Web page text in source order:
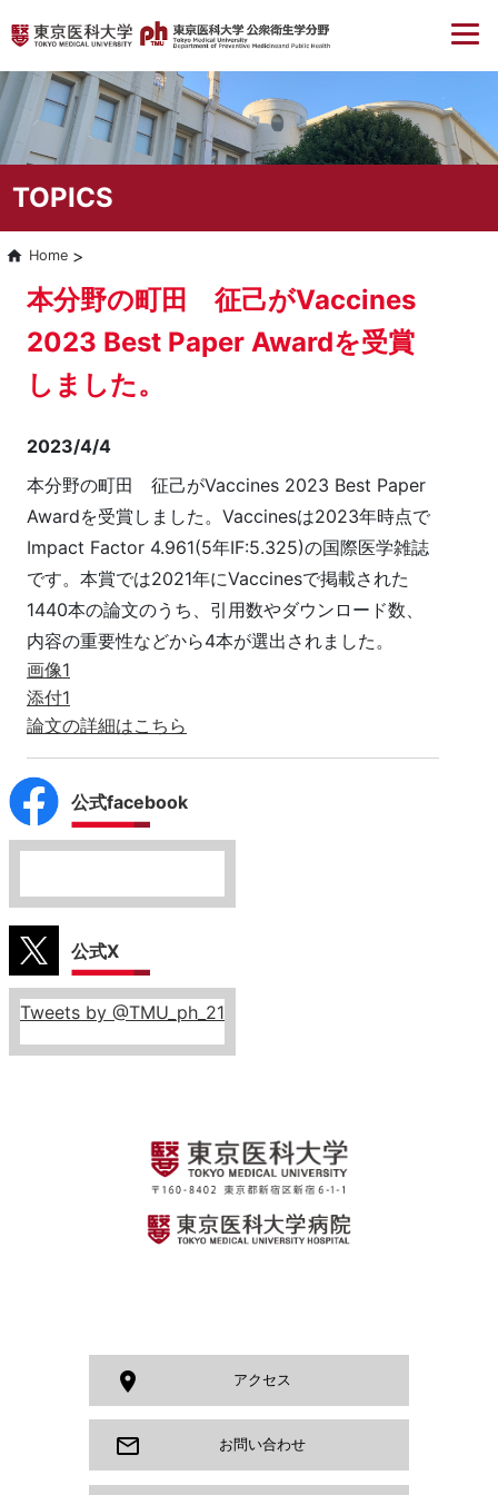
TOPICS
Home
本分野の町田 征己がVaccines
2023 Best Paper Awardを受賞
しました。
2023/4/4
本分野の町田 征己がVaccines 2023 Best Paper
Awardを受賞しました。Vaccinesは2023年時点で
Impact Factor 4.961(5年IF:5.325)の国際医学雑誌
です。本賞では2021年にVaccinesで掲載された
1440本の論文のうち、引用数やダウンロード数、
内容の重要性などから4本が選出されました。
画像1
添付1
論文の詳細はこちら
公式facebook
公式X
Tweets by @TMU_ph_21
room アクセス
mail_outline お問い合わせ